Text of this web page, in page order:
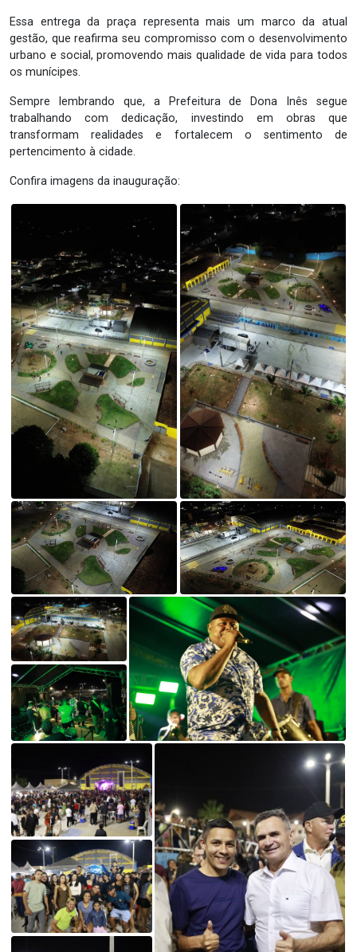
Essa entrega da praça representa mais um marco da atual
gestão, que reafirma seu compromisso com o desenvolvimento
urbano e social, promovendo mais qualidade de vida para todos
os munícipes.
Sempre lembrando que, a Prefeitura de Dona Inês segue
trabalhando com dedicação, investindo em obras que
transformam realidades e fortalecem o sentimento de
pertencimento à cidade.
Confira imagens da inauguração: